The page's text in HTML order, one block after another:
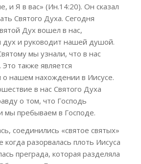
и Я в вас» (Ин.14:20). Он сказал
Святого Духа. Сегодня
Дух вошел в нас,
дух и руководит нашей душой.
мы узнали, что в нас
также является
нашем нахождении в Иисусе.
в нас Святого Духа
о том, что Господь
мы пребываем в Господе.
соединились «святое святых»
когда разорвалась плоть Иисуса
преграда, которая разделяла